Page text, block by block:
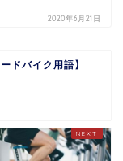
2020年6月21日
ドバイク用語】